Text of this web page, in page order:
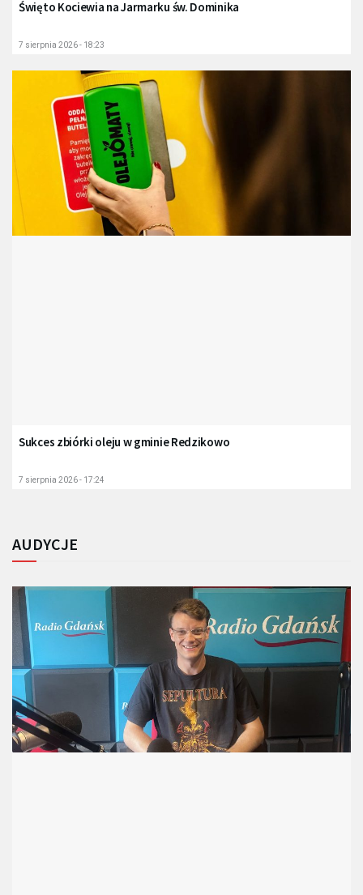
Święto Kociewia na Jarmarku św. Dominika
7 sierpnia 2026 - 18:23
Sukces zbiórki oleju w gminie Redzikowo
7 sierpnia 2026 - 17:24
AUDYCJE